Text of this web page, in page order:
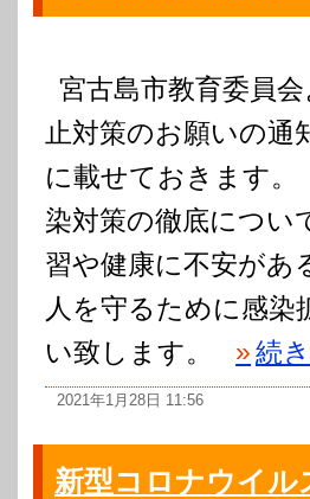
宮古島市教育委員
止対策のお願いの
に載せておきます
染対策の徹底につ
習や健康に不安が
人を守るために感染
い致します。
»続
2021年1月28日 11:56
新型コロナウイル